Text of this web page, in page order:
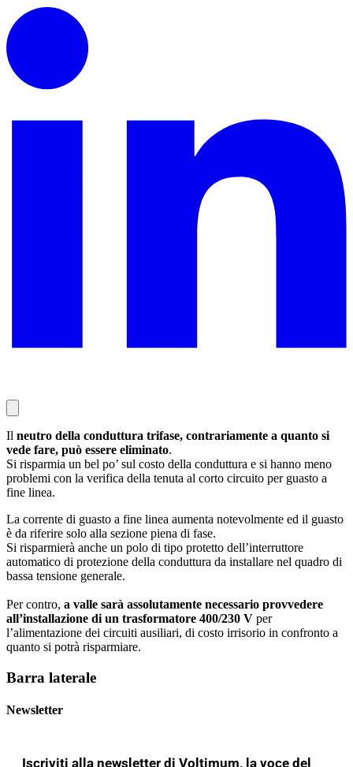
Il neutro della conduttura trifase, contrariamente a quanto si
vede fare, può essere eliminato.
Si risparmia un bel po’ sul costo della conduttura e si hanno meno
problemi con la verifica della tenuta al corto circuito per guasto a
fine linea.
La corrente di guasto a fine linea aumenta notevolmente ed il guasto
è da riferire solo alla sezione piena di fase.
Si risparmierà anche un polo di tipo protetto dell’interruttore
automatico di protezione della conduttura da installare nel quadro di
bassa tensione generale.
Per contro, a valle sarà assolutamente necessario provvedere
all’installazione di un trasformatore 400/230 V per
l’alimentazione dei circuiti ausiliari, di costo irrisorio in confronto a
quanto si potrà risparmiare.
Barra laterale
Newsletter
Iscriviti alla newsletter di Voltimum, la voce del